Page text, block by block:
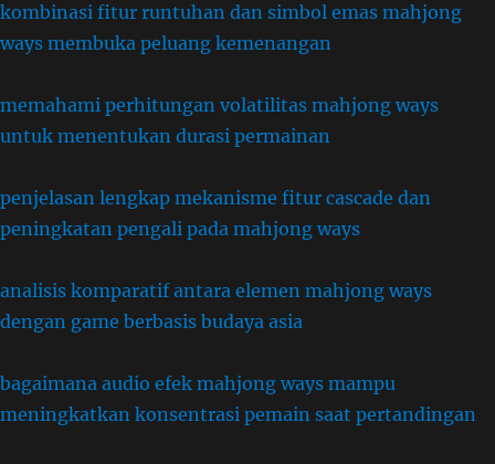
kombinasi fitur runtuhan dan simbol emas mahjong
ways membuka peluang kemenangan
memahami perhitungan volatilitas mahjong ways
untuk menentukan durasi permainan
penjelasan lengkap mekanisme fitur cascade dan
peningkatan pengali pada mahjong ways
analisis komparatif antara elemen mahjong ways
dengan game berbasis budaya asia
bagaimana audio efek mahjong ways mampu
meningkatkan konsentrasi pemain saat pertandingan